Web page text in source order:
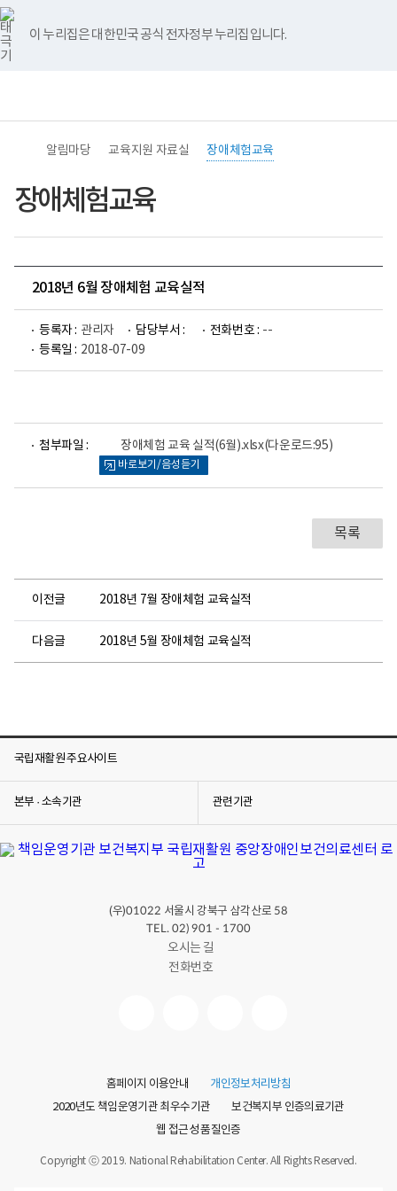
바
로
가
기
메
이 누리집은 대한민국 공식 전자정부 누리집입니다.
너
비
767px
이
하
운
기
건
복
부
립
재
활
앙
장
인
터
로
고
검
메
홈
알림마당 교육지원 자료실 장애체험교육
장애체험교육
2018년 6월 장애체험 교육실적
등록자 : 관리자 담당부서 : 전화번호 : --
등록일 : 2018-07-09
첨부파일 : 장애체험 교육 실적(6월).xlsx(다운로드:95)
어
바로보기/음성듣기
목록
이전글 2018년 7월 장애체험 교육실적
다음글 2018년 5월 장애체험 교육실적
국립재활원 주요사이트
본부 · 소속기관 관련기관
(우)01022 서울시 강북구 삼각산로 58
TEL. 02) 901 - 1700
오시는 길
전화번호
유
튜
브
블
로
그
인
스
타
그
램
페
이
스
북
홈페이지 이용안내
개인정보처리방침
2020년도 책임운영기관 최우수기관
보건복지부 인증의료기관
웹 접근성 품질인증
Copyright ⓒ 2019. National Rehabilitation Center. All Rights Reserved.